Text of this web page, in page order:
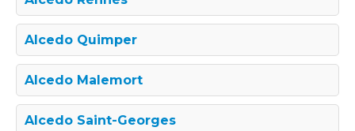
Alcedo Quimper
Alcedo Malemort
Alcedo Saint-Georges